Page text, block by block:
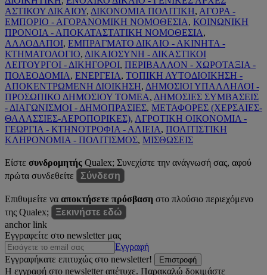
ΑΣΤΙΚΟΥ ΔΙΚΑΙΟΥ, ΔΙΚΟΝΟΜΙΑ ΠΟΛΙΤΙΚΗ, ΑΓΟΡΑ -
ΕΜΠΟΡΙΟ - ΑΓΟΡΑΝΟΜΙΚΗ ΝΟΜΟΘΕΣΙΑ, ΚΟΙΝΩΝΙΚΗ
ΠΡΟΝΟΙΑ - ΑΠΟΚΑΤΑΣΤΑΤΙΚΗ ΝΟΜΟΘΕΣΙΑ,
ΑΛΛΟΔΑΠΟΙ, ΕΜΠΡΑΓΜΑΤΟ ΔΙΚΑΙΟ - ΑΚΙΝΗΤΑ -
ΚΤΗΜΑΤΟΛΟΓΙΟ, ΔΙΚΑΙΟΣΥΝΗ - ΔΙΚΑΣΤΙΚΟΙ
ΛΕΙΤΟΥΡΓΟΙ - ΔΙΚΗΓΟΡΟΙ, ΠΕΡΙΒΑΛΛΟΝ - ΧΩΡΟΤΑΞΙΑ -
ΠΟΛΕΟΔΟΜΙΑ, ΕΝΕΡΓΕΙΑ, ΤΟΠΙΚΗ ΑΥΤΟΔΙΟΙΚΗΣΗ -
ΑΠΟΚΕΝΤΡΩΜΕΝΗ ΔΙΟΙΚΗΣΗ, ΔΗΜΟΣΙΟΙ ΥΠΑΛΛΗΛΟΙ -
ΠΡΟΣΩΠΙΚΟ ΔΗΜΟΣΙΟΥ ΤΟΜΕΑ, ΔΗΜΟΣΙΕΣ ΣΥΜΒΑΣΕΙΣ
- ΔΙΑΓΩΝΙΣΜΟΙ - ΔΗΜΟΠΡΑΣΙΕΣ, ΜΕΤΑΦΟΡΕΣ (ΧΕΡΣΑΙΕΣ-
ΘΑΛΑΣΣΙΕΣ-ΑΕΡΟΠΟΡΙΚΕΣ), ΑΓΡΟΤΙΚΗ ΟΙΚΟΝΟΜΙΑ -
ΓΕΩΡΓΙΑ - ΚΤΗΝΟΤΡΟΦΙΑ - ΑΛΙΕΙΑ, ΠΟΛΙΤΙΣΤΙΚΗ
ΚΛΗΡΟΝΟΜΙΑ - ΠΟΛΙΤΙΣΜΟΣ, ΜΙΣΘΩΣΕΙΣ
Είστε συνδρομητής Qualex; Συνεχίστε την ανάγνωσή σας, αφού
πρώτα συνδεθείτε
Σύνδεση
Επιθυμείτε να αποκτήσετε πρόσβαση στο πλούσιο περιεχόμενο
της Qualex;
Ξεκινήστε εδώ
anchor link
Εγγραφείτε στο newsletter μας
Εγγραφή
Εγγραφήκατε επιτυχώς στο newsletter!
Επιστροφή
Η εγγραφή στο newsletter απέτυχε. Παρακαλώ δοκιμάστε